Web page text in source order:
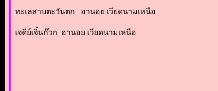
ทะเลสาบตะวันตก ฮานอย เวียดนามเหนือ
เจดีย์เจิ๋นก๊วก ฮานอย เวียดนามเหนือ